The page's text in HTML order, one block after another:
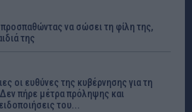
να σώσει τη φίλη της,
της
οι ευθύνες της κυβέρνησης για τη
πήρε μέτρα πρόληψης και
του...